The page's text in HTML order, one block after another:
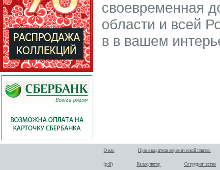
своевременная
области и всей
в в вашем
О нас Производители керамической плитки
(pdf) Калькулятор Сотрудничество